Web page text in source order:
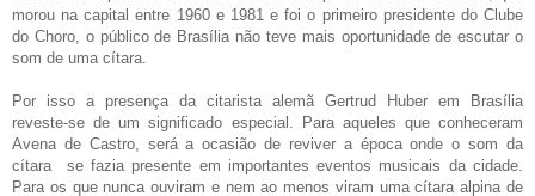
morou na capital entre 1960 e 1981 e foi o primeiro presidente do Clube
do Choro, o público de Brasília não teve mais oportunidade de escutar o
som de uma cítara.
Por isso a presença da citarista alemã Gertrud Huber em Brasília
reveste-se de um significado especial. Para aqueles que conheceram
Avena de Castro, será a ocasião de reviver a época onde o som da
cítara
se fazia presente em importantes eventos musicais da cidade.
Para os que nunca ouviram e nem ao menos viram uma cítara alpina de